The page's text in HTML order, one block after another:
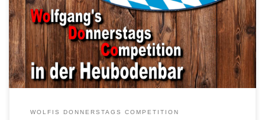
Nach dem Turnier wird hier die erspielte Reihenfolge veröffentlicht.
Name 1 Martin […]
WOLFIS DONNERSTAGS COMPETITION